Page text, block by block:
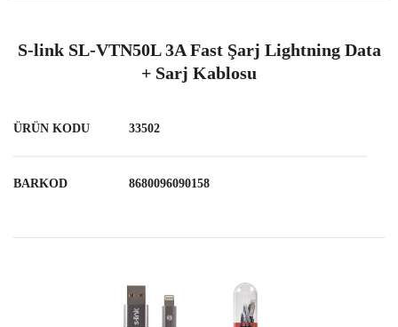
S-link SL-VTN50L 3A Fast Şarj Lightning Data
+ Sarj Kablosu
ÜRÜN KODU 33502
BARKOD 8680096090158